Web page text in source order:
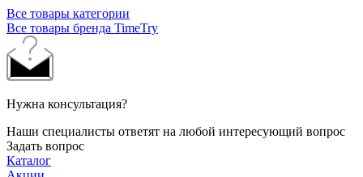
Все товары категории
Все товары бренда TimeTry
Нужна консультация?
Наши специалисты ответят на любой интересующий вопрос
Задать вопрос
Каталог